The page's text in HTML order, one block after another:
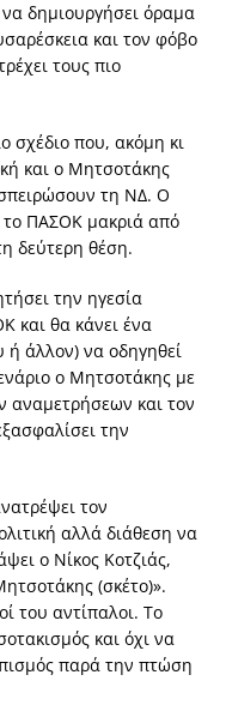
να δηµιουργήσει όραµα
και τον φόβο
τους πιο
σχέδιο που, ακόµη κι
και ο Μητσοτάκης
τη Ν∆. Ο
το ΠΑΣΟΚ µακριά από
δεύτερη θέση.
την ηγεσία
και θα κάνει ένα
άλλον) να οδηγηθεί
ο Μητσοτάκης µε
αναµετρήσεων και τον
την
τον
αλλά διάθεση να
ο Νίκος Κοτζιάς,
(σκέτο)».
του αντίπαλοι. Το
και όχι να
παρά την πτώση